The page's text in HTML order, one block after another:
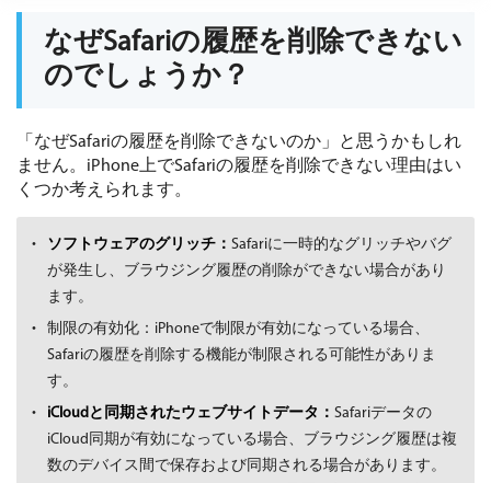
なぜSafariの履歴を削除できない
のでしょうか？
「なぜSafariの履歴を削除できないのか」と思うかもしれ
ません。iPhone上でSafariの履歴を削除できない理由はい
くつか考えられます。
ソフトウェアのグリッチ： Safariに一時的なグリッチやバグ
が発生し、ブラウジング履歴の削除ができない場合があり
ます。
制限の有効化：iPhoneで制限が有効になっている場合、
Safariの履歴を削除する機能が制限される可能性がありま
す。
iCloudと同期されたウェブサイトデータ： Safariデータの
iCloud同期が有効になっている場合、ブラウジング履歴は複
数のデバイス間で保存および同期される場合があります。